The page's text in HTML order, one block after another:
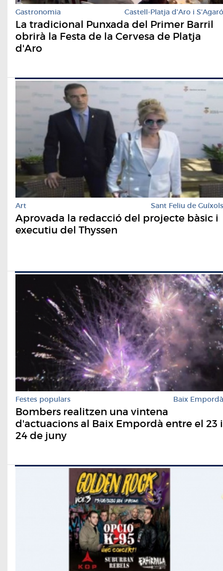
Gastronomia Castell-Platja d'Aro i S'Agaró
La tradicional Punxada del Primer Barril
obrirà la Festa de la Cervesa de Platja
d'Aro
Art Sant Feliu de Guíxols
Aprovada la redacció del projecte bàsic i
executiu del Thyssen
Festes populars Baix Empordà
Bombers realitzen una vintena
d'actuacions al Baix Empordà entre el 23 i
24 de juny